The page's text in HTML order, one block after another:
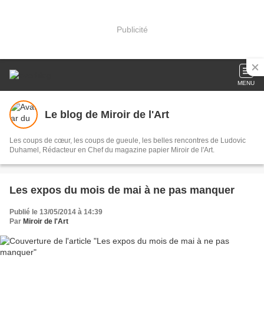
Publicité
MENU
Le blog de Miroir de l'Art
Les coups de cœur, les coups de gueule, les belles rencontres de Ludovic
Duhamel, Rédacteur en Chef du magazine papier Miroir de l'Art.
Les expos du mois de mai à ne pas manquer
Publié le 13/05/2014 à 14:39
Par Miroir de l'Art